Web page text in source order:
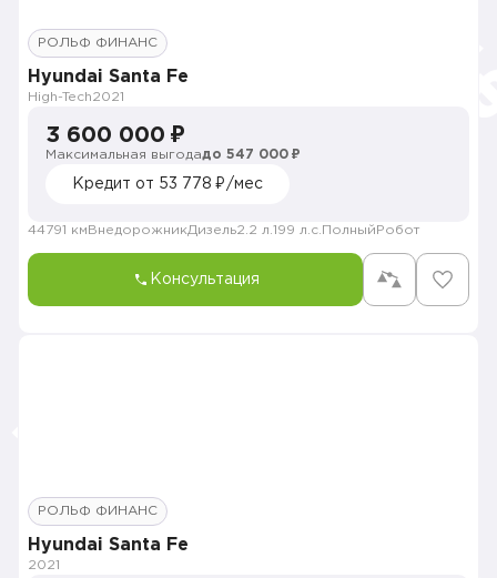
РОЛЬФ ФИНАНС
Hyundai Santa Fe
High-Tech2021
3 600 000 ₽
Максимальная выгодадо 547 000 ₽
Кредит от 53 778 ₽/мес
44791 км ВнедорожникДизель2.2 л. 199 л.с. Полный Робот
Консультация
РОЛЬФ ФИНАНС
Hyundai Santa Fe
2021